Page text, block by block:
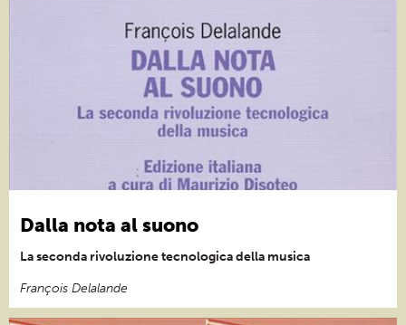
Dalla nota al suono
La seconda rivoluzione tecnologica della musica
François Delalande